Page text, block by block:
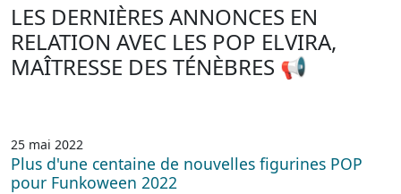
LES DERNIÈRES ANNONCES EN
RELATION AVEC LES POP ELVIRA,
MAÎTRESSE DES TÉNÈBRES 📢
25 mai 2022
Plus d'une centaine de nouvelles figurines POP
pour Funkoween 2022